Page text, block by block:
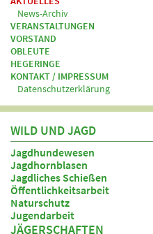
News-Archiv
VERANSTALTUNGEN
VORSTAND
OBLEUTE
HEGERINGE
KONTAKT / IMPRESSUM
Datenschutzerklärung
WILD UND JAGD
Jagdhundewesen
Jagdhornblasen
Jagdliches Schießen
Öffentlichkeitsarbeit
Naturschutz
Jugendarbeit
JÄGERSCHAFTEN